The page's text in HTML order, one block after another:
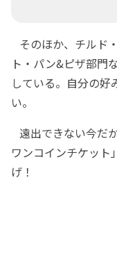
そのほか、チルド
ト・パン&ピザ部門
している。自分の
い。
遠出できない今だ
ワンコインチケット
げ！